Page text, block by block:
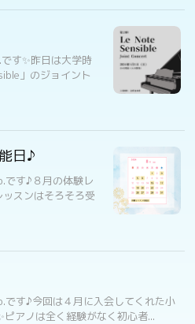
す✨昨日は大学時
」のジョイント
日♪
です♪８月の体験レ
スンはそろそろ受
す♪今回は４月に入会してくれた小
アノは全く経験がなく初心者...